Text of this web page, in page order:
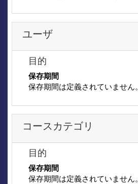
ユーザ
目的
保存期間
保存期間は定義されていません。
コースカテゴリ
目的
保存期間
保存期間は定義されていません。